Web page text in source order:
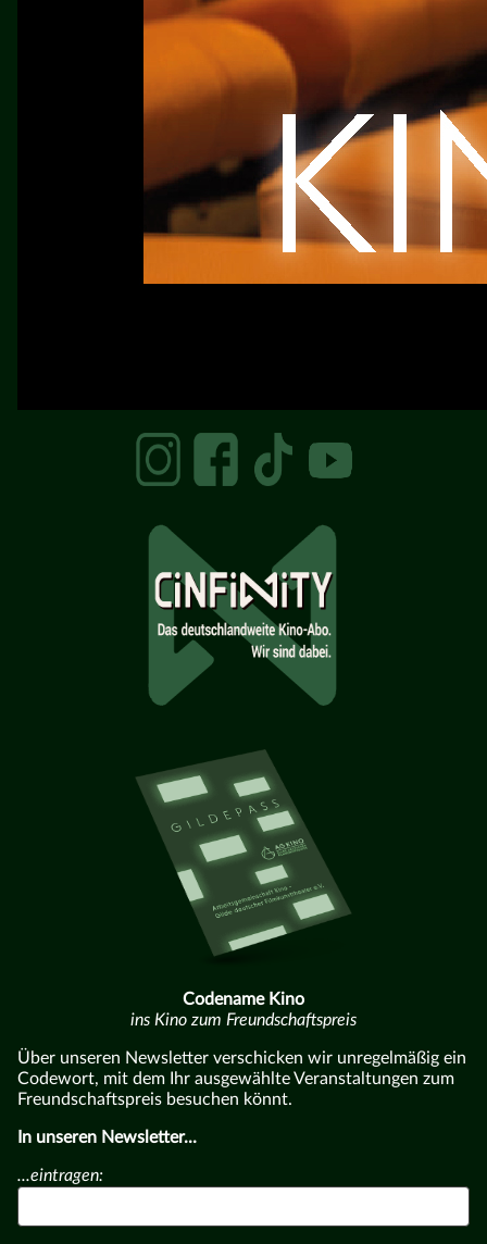
Codename Kino
ins Kino zum Freundschaftspreis
Über unseren Newsletter verschicken wir unregelmäßig ein
Codewort, mit dem Ihr ausgewählte Veranstaltungen zum
Freundschaftspreis besuchen könnt.
In unseren Newsletter...
...eintragen: